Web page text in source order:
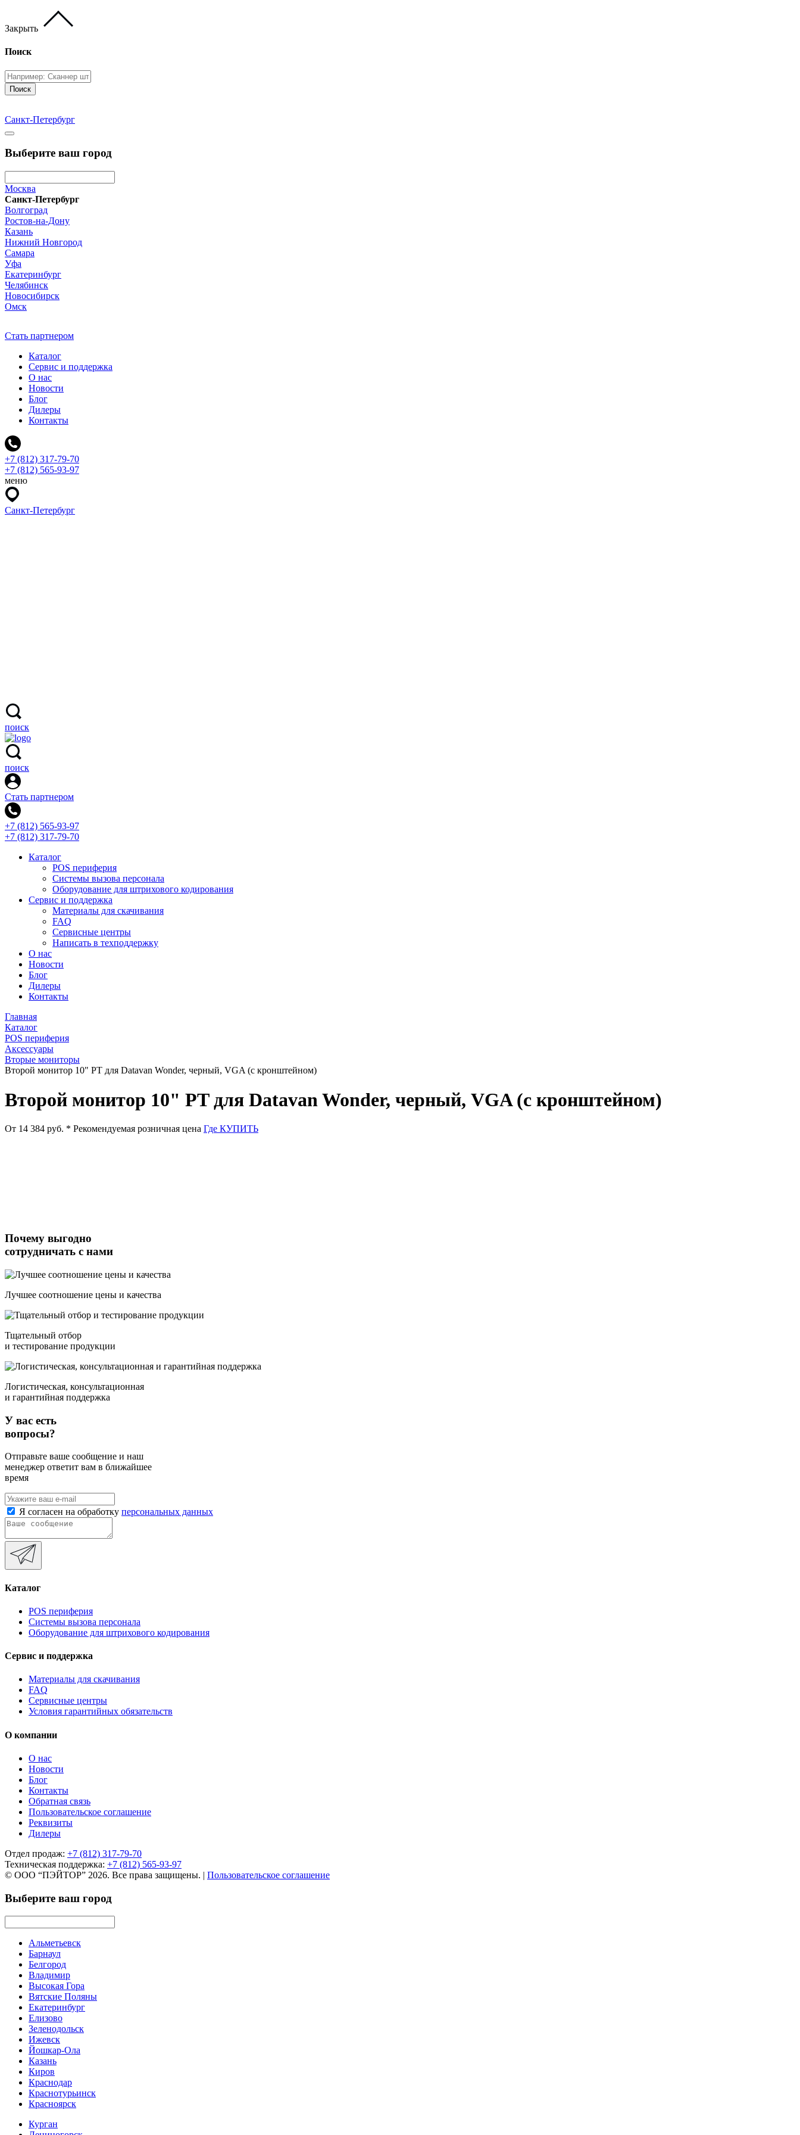
Закрыть
Поиск
Поиск
Санкт-Петербург
Выберите ваш город
Москва
Санкт-Петербург
Волгоград
Ростов-на-Дону
Казань
Нижний Новгород
Самара
Уфа
Екатеринбург
Челябинск
Новосибирск
Омск
Стать партнером
Каталог
Сервис и поддержка
О нас
Новости
Блог
Дилеры
Контакты
+7 (812) 317-79-70
+7 (812) 565-93-97
меню
Санкт-Петербург
поиск
поиск
Стать партнером
+7 (812) 565-93-97
+7 (812) 317-79-70
Каталог
POS периферия
Системы вызова персонала
Оборудование для штрихового кодирования
Сервис и поддержка
Материалы для скачивания
FAQ
Сервисные центры
Написать в техподдержку
О нас
Новости
Блог
Дилеры
Контакты
Главная
Каталог
POS периферия
Аксессуары
Вторые мониторы
Второй монитор 10" PT для Datavan Wonder, черный, VGA (с кронштейном)
Второй монитор 10" PT для Datavan Wonder, черный, VGA (с кронштейном)
От 14 384 руб. * Рекомендуемая розничная цена Где КУПИТЬ
Почему выгодно
сотрудничать с нами
Лучшее соотношение цены и качества
Тщательный отбор
и тестирование продукции
Логистическая, консультационная
и гарантийная поддержка
У вас есть
вопросы?
Отправьте ваше сообщение и наш
менеджер ответит вам в ближайшее
время
Я согласен на обработку персональных данных
Каталог
POS периферия
Системы вызова персонала
Оборудование для штрихового кодирования
Сервис и поддержка
Материалы для скачивания
FAQ
Сервисные центры
Условия гарантийных обязательств
О компании
О нас
Новости
Блог
Контакты
Обратная связь
Пользовательское соглашение
Реквизиты
Дилеры
Отдел продаж: +7 (812) 317-79-70
Техническая поддержка: +7 (812) 565-93-97
© ООО “ПЭЙТОР” 2026. Все права защищены. | Пользовательское соглашение
Выберите ваш город
Альметьевск
Барнаул
Белгород
Владимир
Высокая Гора
Вятские Поляны
Екатеринбург
Елизово
Зеленодольск
Ижевск
Йошкар-Ола
Казань
Киров
Краснодар
Краснотурьинск
Красноярск
Курган